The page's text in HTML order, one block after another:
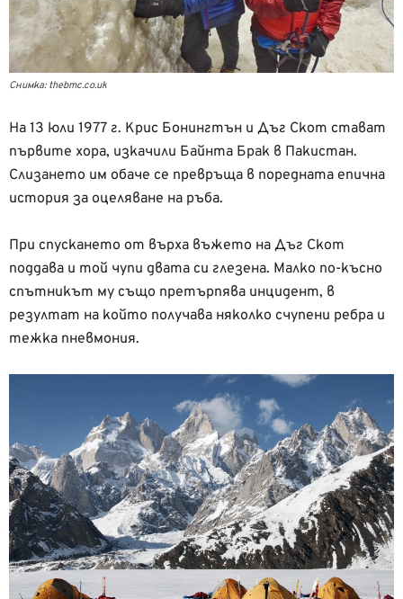
Снимка: thebmc.co.uk
На 13 юли 1977 г. Крис Бонингтън и Дъг Скот стават
първите хора, изкачили Байнта Брак в Пакистан.
Слизането им обаче се превръща в поредната епична
история за оцеляване на ръба.
При спускането от върха въжето на Дъг Скот
поддава и той чупи двата си глезена. Малко по-късно
спътникът му също претърпява инцидент, в
резултат на който получава няколко счупени ребра и
тежка пневмония.